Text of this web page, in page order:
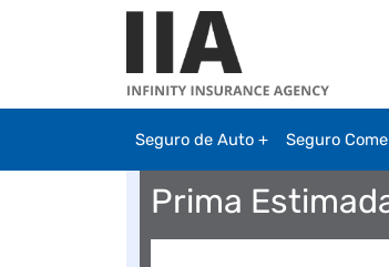
Pasar al contenido principal
Seguro de Auto Seguro
Prima